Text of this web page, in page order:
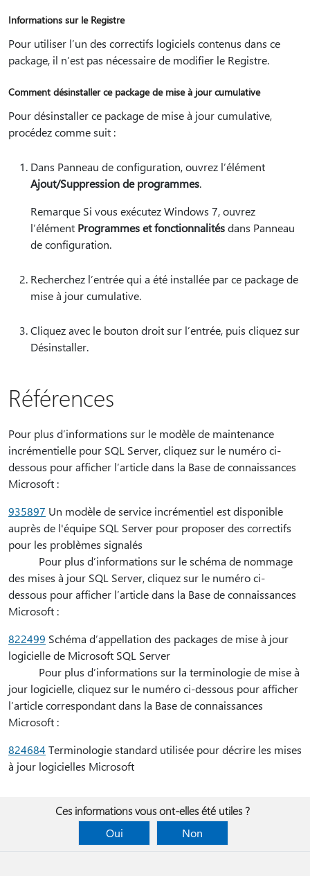
Informations sur le Registre
Pour utiliser l’un des correctifs logiciels contenus dans ce
package, il n’est pas nécessaire de modifier le Registre.
Comment désinstaller ce package de mise à jour cumulative
Pour désinstaller ce package de mise à jour cumulative,
procédez comme suit :
Dans Panneau de configuration, ouvrez l’élément
Ajout/Suppression de programmes.
Remarque Si vous exécutez Windows 7, ouvrez
l’élément Programmes et fonctionnalitésdans Panneau
de configuration.
Recherchez l’entrée qui a été installée par ce package de
mise à jour cumulative.
Cliquez avec le bouton droit sur l’entrée, puis cliquez sur
Désinstaller.
Références
Pour plus d’informations sur le modèle de maintenance
incrémentielle pour SQL Server, cliquez sur le numéro ci-
dessous pour afficher l’article dans la Base de connaissances
Microsoft :
935897 Un modèle de service incrémentiel est disponible
auprès de l'équipe SQL Server pour proposer des correctifs
pour les problèmes signalés
Pour plus d’informations sur le schéma de nommage
des mises à jour SQL Server, cliquez sur le numéro ci-
dessous pour afficher l’article dans la Base de connaissances
Microsoft :
822499 Schéma d’appellation des packages de mise à jour
logicielle de Microsoft SQL Server
Pour plus d’informations sur la terminologie de mise à
jour logicielle, cliquez sur le numéro ci-dessous pour afficher
l’article correspondant dans la Base de connaissances
Microsoft :
824684 Terminologie standard utilisée pour décrire les mises
à jour logicielles Microsoft
Ces informations vous ont-elles été utiles ?
Oui
Non